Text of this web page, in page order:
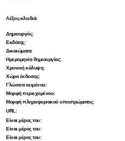
Λέξεις-κλειδιά:
Δημιουργός:
Εκδότης:
Δικαιώματα:
Ημερομηνία δημιουργίας:
Χρονική κάλυψη:
Χώρα έκδοσης:
Γλώσσα κειμένου:
Μορφή περιεχομένου:
Μορφή πληροφοριακού υποστρώματος:
URL:
Είναι μέρος του:
Είναι μέρος του:
Είναι μέρος του: